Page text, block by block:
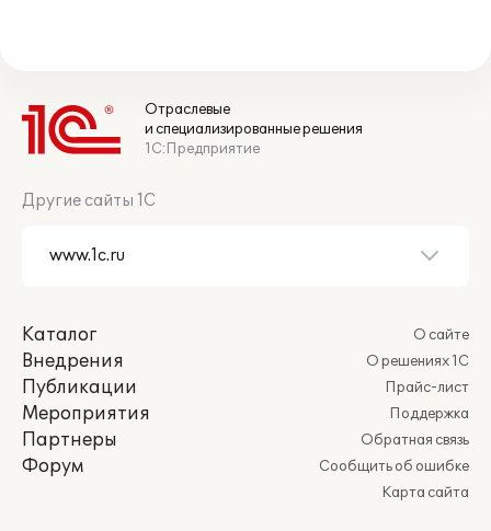
Отраслевые
и специализированные решения
1С:Предприятие
Другие сайты 1С
Каталог
Внедрения
Публикации
Мероприятия
Партнеры
Форум
О сайте
О решениях 1С
Прайс-лист
Поддержка
Обратная связь
Сообщить об ошибке
Карта сайта